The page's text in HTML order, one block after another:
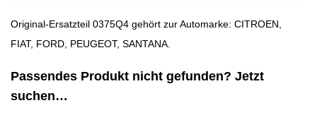
Original-Ersatzteil 0375Q4 gehört zur Automarke: CITROEN,
FIAT, FORD, PEUGEOT, SANTANA.
Passendes Produkt nicht gefunden? Jetzt
suchen…